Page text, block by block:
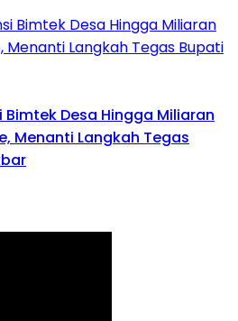
Bimtek Desa Hingga Miliaran
Menanti Langkah Tegas